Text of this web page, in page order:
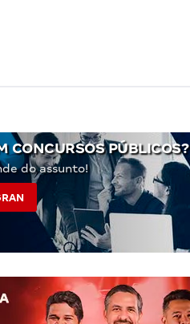
CONCURSOS PÚBLICOS?
do assunto!